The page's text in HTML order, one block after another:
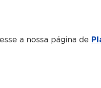
a nossa página de